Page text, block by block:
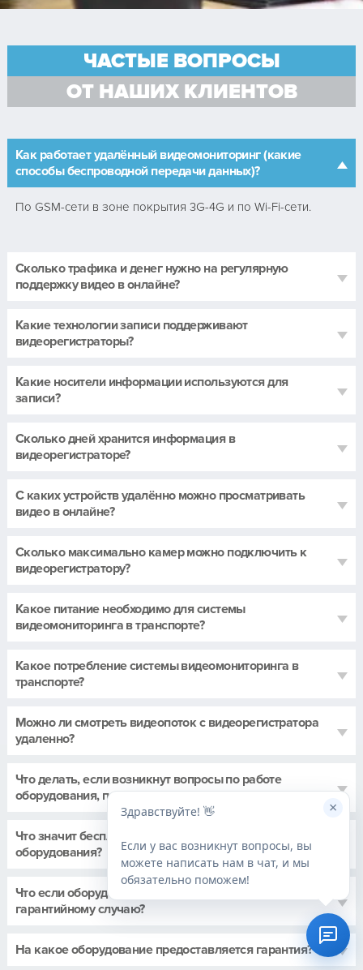
Здравствуйте! 👋
Если у вас возникнут вопросы, вы
можете написать нам в чат, и мы
обязательно поможем!
×
ЧАСТЫЕ ВОПРОСЫ
ОТ НАШИХ КЛИЕНТОВ
Как работает удалённый видеомониторинг (какие
способы беспроводной передачи данных)?
По GSM-сети в зоне покрытия 3G-4G и по Wi-Fi-сети.
Сколько трафика и денег нужно на регулярную
поддержку видео в онлайне?
Какие технологии записи поддерживают
видеорегистраторы?
Какие носители информации используются для
записи?
Сколько дней хранится информация в
видеорегистраторе?
С каких устройств удалённо можно просматривать
видео в онлайне?
Сколько максимально камер можно подключить к
видеорегистратору?
Какое питание необходимо для системы
видеомониторинга в транспорте?
Какое потребление системы видеомониторинга в
транспорте?
Можно ли смотреть видеопоток с видеорегистратора
удаленно?
Что делать, если возникнут вопросы по работе
оборудования, перенастройке, ремонту?
Что значит бесплатная подмена неисправного
оборудования?
Что если оборудование вышло из строя не по
гарантийному случаю?
На какое оборудование предоставляется гарантия?